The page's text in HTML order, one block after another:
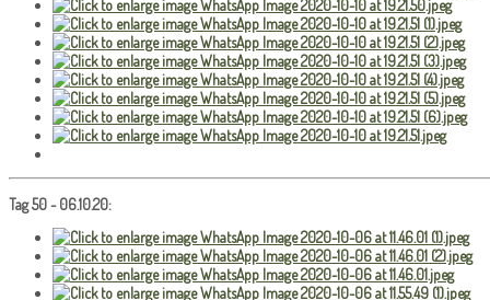
Tag 50 - 06.10.20: